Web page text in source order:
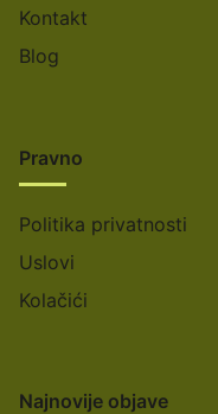
Kontakt
Blog
Pravno
Politika privatnosti
Uslovi
Kolačići
Najnovije objave